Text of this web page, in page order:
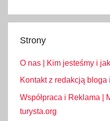
Strony
O nas | Kim jesteśmy i
Kontakt z redakcją bloga
Współpraca i Reklama |
turysta.org